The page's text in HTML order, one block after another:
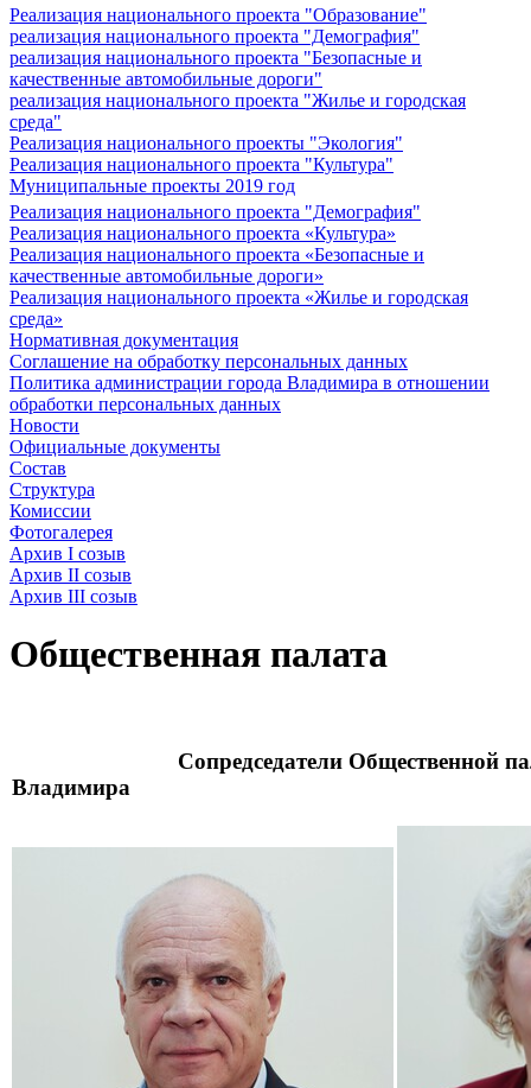
Реализация национального проекта "Образование"
реализация национального проекта "Демография"
реализация национального проекта "Безопасные и
качественные автомобильные дороги"
реализация национального проекта "Жилье и городская
среда"
Реализация национального проекты "Экология"
Реализация национального проекта "Культура"
Муниципальные проекты 2019 год
Реализация национального проекта "Демография"
Реализация национального проекта «Культура»
Реализация национального проекта «Безопасные и
качественные автомобильные дороги»
Реализация национального проекта «Жилье и городская
среда»
Нормативная документация
Соглашение на обработку персональных данных
Политика администрации города Владимира в отношении
обработки персональных данных
Новости
Официальные документы
Состав
Структура
Комиссии
Фотогалерея
Архив I созыв
Архив II созыв
Архив III созыв
Общественная палата
Сопредседатели Общественной
Владимира